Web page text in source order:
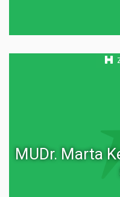
MUDr. Marta